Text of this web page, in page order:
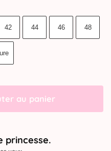
42 44 46 48
au panier
princesse.